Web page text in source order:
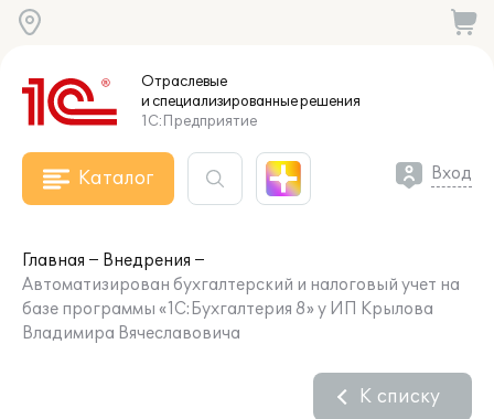
Отраслевые
и специализированныерешения
1С:Предприятие
Каталог Вход
Главная
Внедрения
Автоматизирован бухгалтерский и налоговый учет на
базе программы «1С:Бухгалтерия 8» у ИП Крылова
Владимира Вячеславовича
К списку